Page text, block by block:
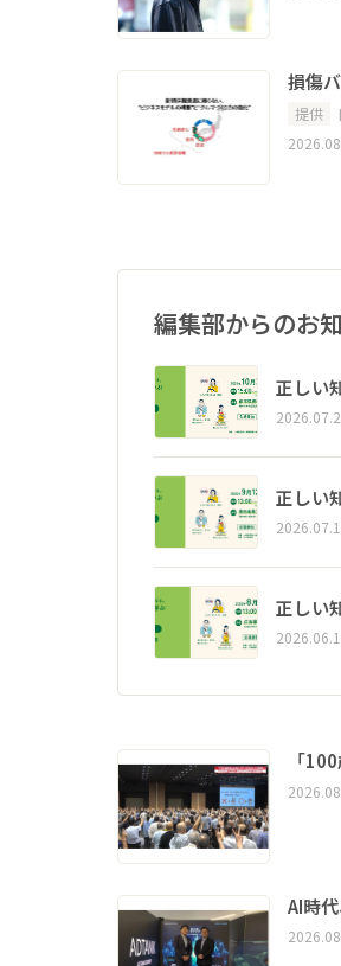
損傷
提供
編集部からのお
正しい
正しい
正しい
「
AI時